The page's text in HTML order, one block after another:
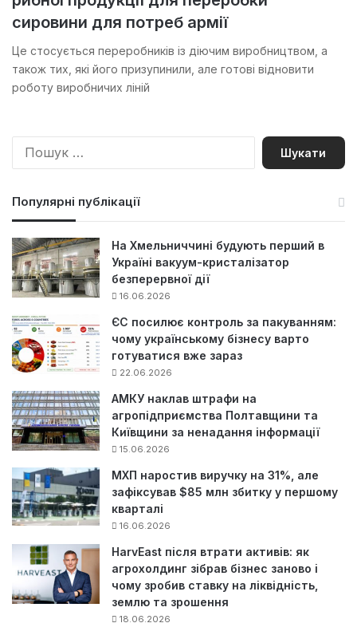
сировини для потреб армії
Це стосується переробників із діючим виробництвом, а
також тих, які його призупинили, але готові відновити
роботу виробничих ліній
П
Популярні публікації
На Хмельниччині будують перший в
Україні вакуум-кристалізатор
безперервної дії
16.06.2026
ЄС посилює контроль за пакуванням:
чому українському бізнесу варто
готуватися вже зараз
22.06.2026
АМКУ наклав штрафи на
агропідприємства Полтавщини та
Київщини за ненадання інформації
15.06.2026
МХП наростив виручку на 31%, але
зафіксував $85 млн збитку у першому
кварталі
16.06.2026
HarvEast після втрати активів: як
агрохолдинг зібрав бізнес заново і
чому зробив ставку на ліквідність,
землю та зрошення
18.06.2026